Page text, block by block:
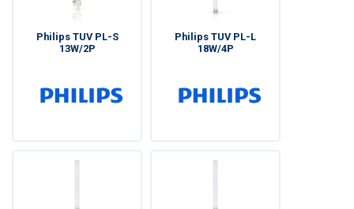
Philips TUV PL-S
13W/2P
Philips TUV PL-L
18W/4P